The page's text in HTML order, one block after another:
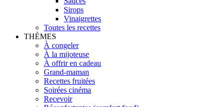
Sirops
Vinaigrettes
Toutes les recettes
THÈMES
À congeler
À la mijoteuse
À offrir en cadeau
Grand-maman
Recettes fruitées
Soirées cinéma
Recevoir